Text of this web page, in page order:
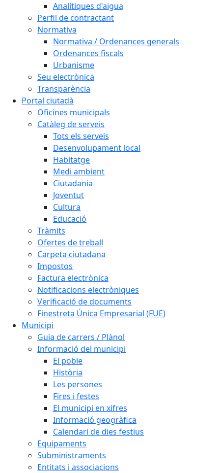
Analítiques d'aigua
Perfil de contractant
Normativa
Normativa / Ordenances generals
Ordenances fiscals
Urbanisme
Seu electrònica
Transparència
Portal ciutadà
Oficines municipals
Catàleg de serveis
Tots els serveis
Desenvolupament local
Habitatge
Medi ambient
Ciutadania
Joventut
Cultura
Educació
Tràmits
Ofertes de treball
Carpeta ciutadana
Impostos
Factura electrònica
Notificacions electròniques
Verificació de documents
Finestreta Única Empresarial (FUE)
Municipi
Guia de carrers / Plànol
Informació del municipi
El poble
Història
Les persones
Fires i festes
El municipi en xifres
Informació geogràfica
Calendari de dies festius
Equipaments
Subministraments
Entitats i associacions